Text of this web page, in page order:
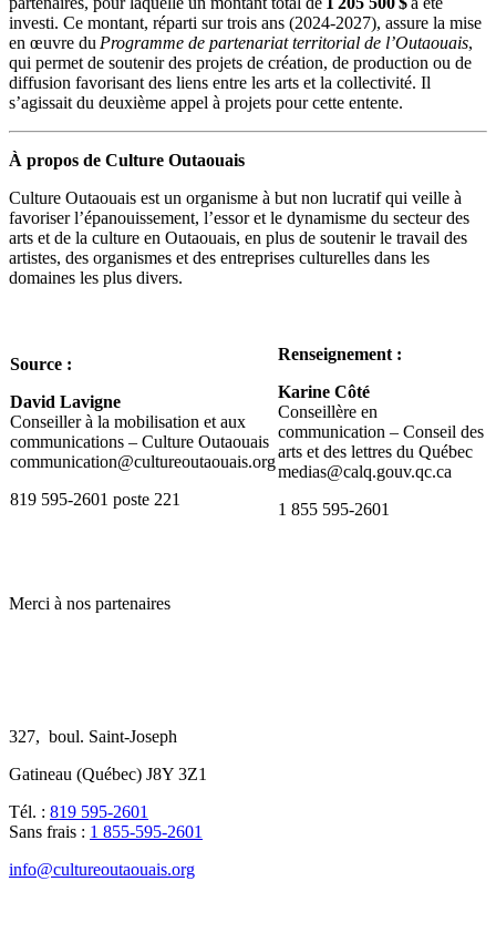
investi. Ce montant, réparti sur trois ans (2024-2027), assure la mise
en œuvre du Programme de partenariat territorial de l’Outaouais,
qui permet de soutenir des projets de création, de production ou de
diffusion favorisant des liens entre les arts et la collectivité. Il
s’agissait du deuxième appel à projets pour cette entente.
À propos de Culture Outaouais
Culture Outaouais est un organisme à but non lucratif qui veille à
favoriser l’épanouissement, l’essor et le dynamisme du secteur des
arts et de la culture en Outaouais, en plus de soutenir le travail des
artistes, des organismes et des entreprises culturelles dans les
domaines les plus divers.
Source :
David Lavigne
Conseiller à la mobilisation et aux
communications – Culture Outaouais
communication@cultureoutaouais.org
819 595-2601 poste 221
Renseignement :
Karine Côté
Conseillère en
communication – Conseil des
arts et des lettres du Québec
medias@calq.gouv.qc.ca
1 855 595-2601
Merci à nos partenaires
327, boul. Saint-Joseph
Gatineau (Québec) J8Y 3Z1
Tél. : 819 595-2601
Sans frais : 1 855-595-2601
info@cultureoutaouais.org